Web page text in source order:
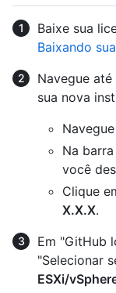
Baixe sua
Baixando
Navegue
sua nova
Na
você
Clique
X.X.X.
Em "GitHub
"Selecionar
ESXi/